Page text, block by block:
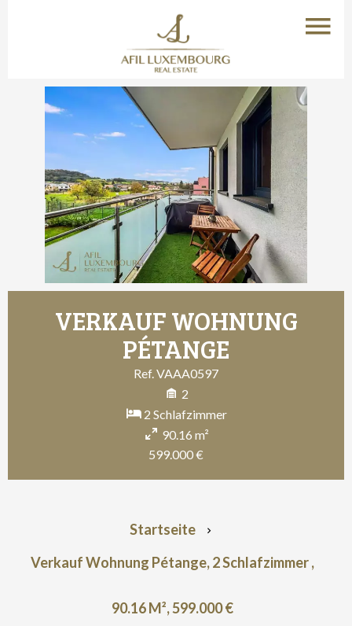
VERKAUF WOHNUNG
PÉTANGE
Ref. VAAA0597
2
2 Schlafzimmer
90.16 m²
599.000 €
Startseite
Verkauf Wohnung Pétange, 2 Schlafzimmer ,
90.16 M², 599.000 €